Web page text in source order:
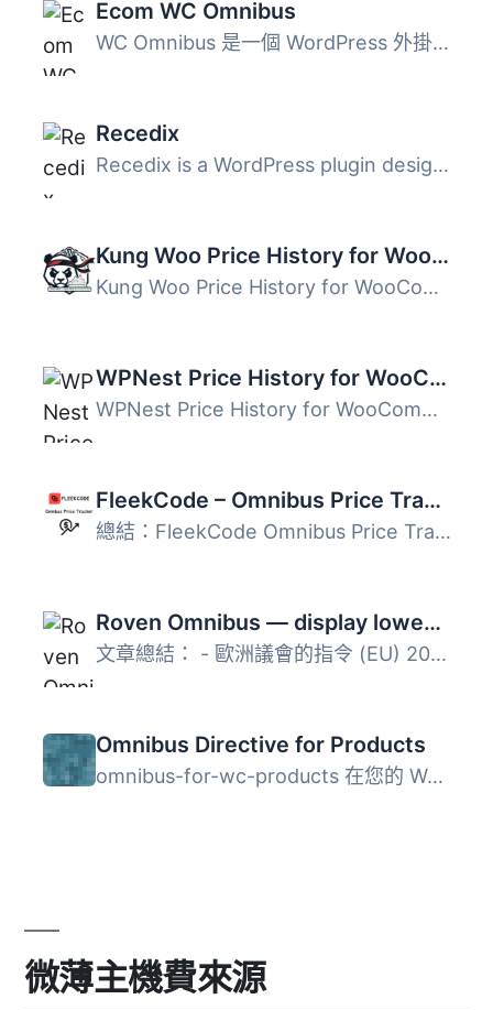
Ecom WC Omnibus
WC Omnibus 是一個 WordPress 外掛，可以讓您針對 WooCommerc...
Recedix
Recedix is a WordPress plugin designed to help European e...
Kung Woo Price History for WooCommerce
Kung Woo Price History for WooCommerce is a lightweight W...
WPNest Price History for WooCommerce
WPNest Price History for WooCommerce gives WooCommerce st...
FleekCode – Omnibus Price Tracker
總結：FleekCode Omnibus Price Tracker 是針對需要遵守歐盟 ...
Roven Omnibus — display lowest price
文章總結： - 歐洲議會的指令 (EU) 2019/2161，也稱為歐盟包...
Omnibus Directive for Products
omnibus-for-wc-products 在您的 WordPress 主題中顯示 WooCo...
微薄主機費來源